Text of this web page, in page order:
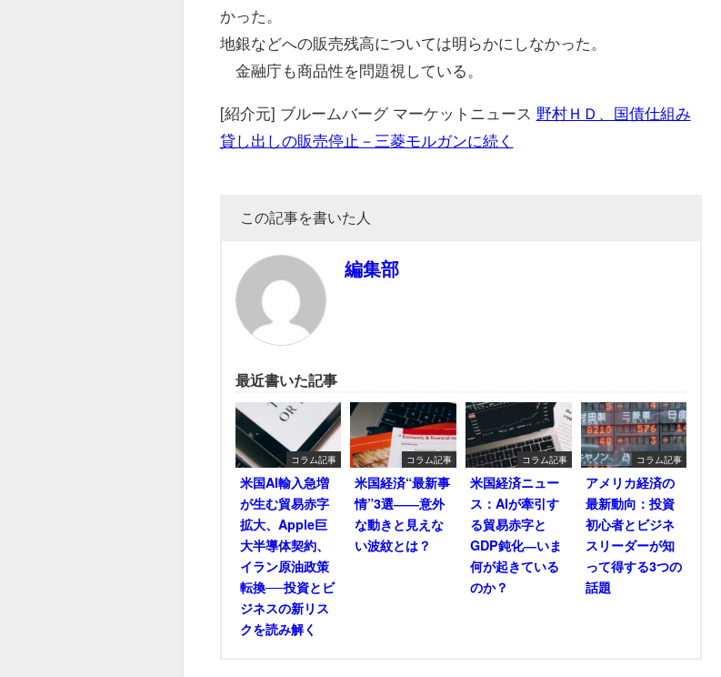
かった。
地銀などへの販売残高については明らかにしなかった。
金融庁も商品性を問題視している。
[紹介元] ブルームバーグ マーケットニュース 野村ＨＤ、国債仕組み
貸し出しの販売停止－三菱モルガンに続く
この記事を書いた人
編集部
最近書いた記事
コラム記事
米国AI輸入急増
が生む貿易赤字
拡大、Apple巨
大半導体契約、
イラン原油政策
転換──投資とビ
ジネスの新リス
クを読み解く
コラム記事
米国経済“最新事
情”3選――意外
な動きと見えな
い波紋とは？
コラム記事
米国経済ニュー
ス：AIが牽引す
る貿易赤字と
GDP鈍化―いま
何が起きている
のか？
コラム記事
アメリカ経済の
最新動向：投資
初心者とビジネ
スリーダーが知
って得する3つの
話題